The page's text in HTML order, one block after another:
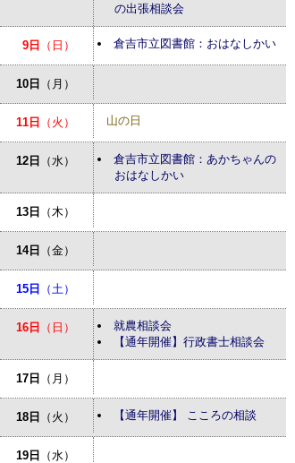
の出張相談会
9日 （日） 倉吉市立図書館：おはなしかい
10日 （月）
11日 （火） 山の日
12日 （水）
倉吉市立図書館：あかちゃんの
おはなしかい
13日 （木）
14日 （金）
15日 （土）
16日 （日）
就農相談会
【通年開催】行政書士相談会
17日 （月）
18日 （火） 【通年開催】 こころの相談
19日 （水）